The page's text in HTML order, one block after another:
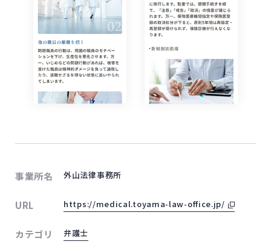
事業所名 外山法律事務所
URL https://medical.toyama-law-office.jp/外部サイト
カテゴリ 弁護士